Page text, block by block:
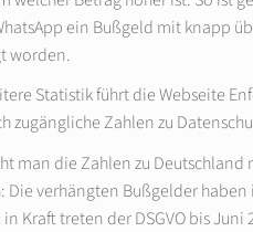
ein Bußgeld mit knapp
worden.
Statistik führt die Webseite
zugängliche Zahlen zu
man die Zahlen zu
Die verhängten Bußgelder
Kraft treten der DSGVO bis